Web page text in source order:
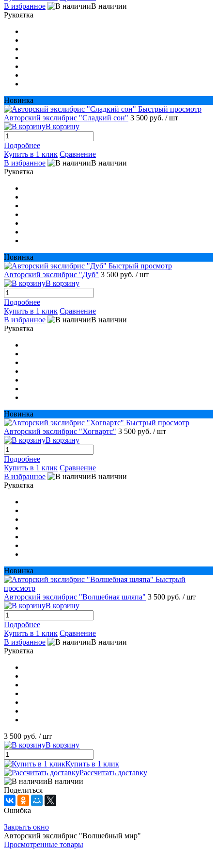
В избранное
В наличии
Рукоятка
Новинка
Быстрый просмотр
Авторский экслибрис "Сладкий сон" 3 500 руб. / шт
В корзину
Подробнее
Купить в 1 клик Сравнение
В избранное
В наличии
Рукоятка
Новинка
Быстрый просмотр
Авторский экслибрис "Дуб" 3 500 руб. / шт
В корзину
Подробнее
Купить в 1 клик Сравнение
В избранное
В наличии
Рукоятка
Новинка
Быстрый просмотр
Авторский экслибрис "Хогвартс" 3 500 руб. / шт
В корзину
Подробнее
Купить в 1 клик Сравнение
В избранное
В наличии
Рукоятка
Новинка
Быстрый
просмотр
Авторский экслибрис "Волшебная шляпа" 3 500 руб. / шт
В корзину
Подробнее
Купить в 1 клик Сравнение
В избранное
В наличии
Рукоятка
3 500 руб. / шт
В корзину
Купить в 1 клик
Рассчитать доставку
В наличии
Поделиться
Ошибка
Закрыть окно
Авторский экслибрис "Волшебный мир"
Просмотренные товары